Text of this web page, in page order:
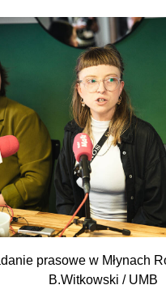
prasowe w Młynach
B.Witkowski / UMB